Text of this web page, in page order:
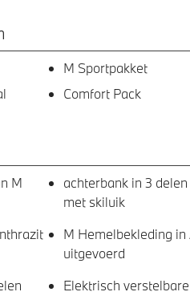
M Sportpakket
Comfort Pack
M
achterbank in 3
met skiluik
M Hemelbekleding
uitgevoerd
Elektrisch